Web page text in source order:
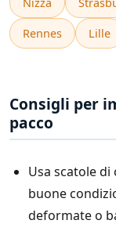
Rennes Lille
Consigli per
pacco
Usa scatole
buone
deformate o